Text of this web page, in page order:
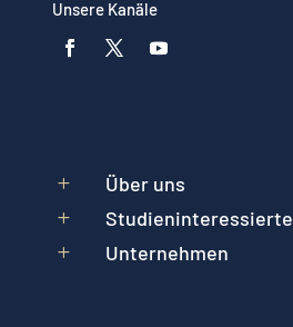
Unsere Kanäle
L Über uns
L Studieninteressierte
L Unternehmen